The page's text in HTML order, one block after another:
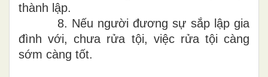
thành lập.
8. Nếu ngườiđương sự sắp lập gia
đình với, chưa rửa tội, việc rửa tội càng
sớm càng tốt.